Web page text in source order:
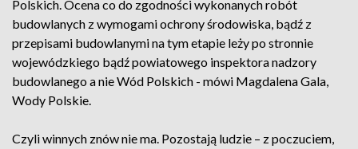
Polskich. Ocena co do zgodności wykonanych robót
budowlanych z wymogami ochrony środowiska, bądź z
przepisami budowlanymi na tym etapie leży po stronnie
wojewódzkiego bądź powiatowego inspektora nadzory
budowlanego a nie Wód Polskich - mówi Magdalena Gala,
Wody Polskie.
Czyli winnych znów nie ma. Pozostają ludzie – z poczuciem,